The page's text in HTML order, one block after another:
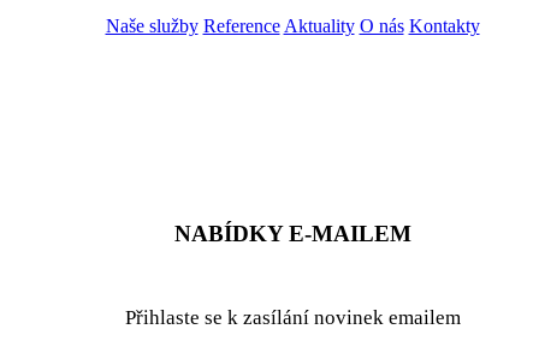
Naše služby Reference Aktuality O nás Kontakty
NABÍDKY E-MAILEM
Přihlaste se k zasílání novinek emailem